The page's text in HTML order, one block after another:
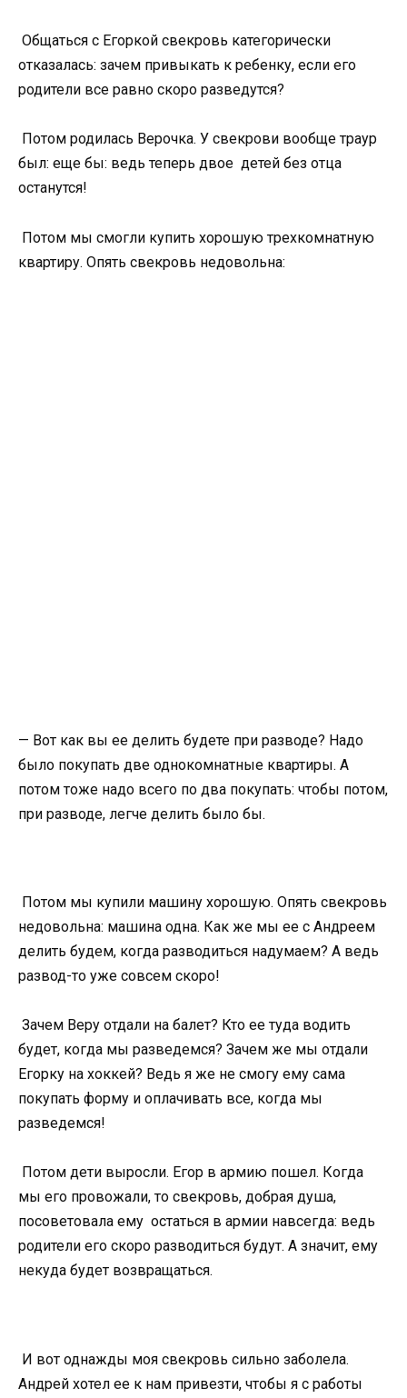
Общаться с Егоркой свекровь категорически
отказалась: зачем привыкать к ребенку, если его
родители все равно скоро разведутся?
Потом родилась Верочка. У свекрови вообще траур
был: еще бы: ведь теперь двое детей без отца
останутся!
Потом мы смогли купить хорошую трехкомнатную
квартиру. Опять свекровь недовольна:
— Вот как вы ее делить будете при разводе? Надо
было покупать две однокомнатные квартиры. А
потом тоже надо всего по два покупать: чтобы потом,
при разводе, легче делить было бы.
Потом мы купили машину хорошую. Опять свекровь
недовольна: машина одна. Как же мы ее с Андреем
делить будем, когда разводиться надумаем? А ведь
развод-то уже совсем скоро!
Зачем Веру отдали на балет? Кто ее туда водить
будет, когда мы разведемся? Зачем же мы отдали
Егорку на хоккей? Ведь я же не смогу ему сама
покупать форму и оплачивать все, когда мы
разведемся!
Потом дети выросли. Егор в армию пошел. Когда
мы его провожали, то свекровь, добрая душа,
посоветовала ему остаться в армии навсегда: ведь
родители его скоро разводиться будут. А значит, ему
некуда будет возвращаться.
И вот однажды моя свекровь сильно заболела.
Андрей хотел ее к нам привезти, чтобы я с работы